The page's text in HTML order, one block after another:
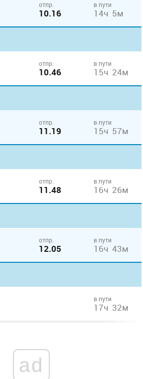
отпр.
10.16
в пути
14ч 5м
отпр.
10.46
в пути
15ч 24м
отпр.
11.19
в пути
15ч 57м
отпр.
11.48
в пути
16ч 26м
отпр.
12.05
в пути
16ч 43м
в пути
17ч 32м
ad